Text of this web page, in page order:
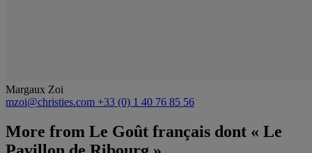
Margaux Zoi
mzoi@christies.com +33 (0) 1 40 76 85 56
More from Le Goût français dont « Le